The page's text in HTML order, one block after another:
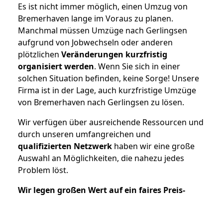
Es ist nicht immer möglich, einen Umzug von
Bremerhaven lange im Voraus zu planen.
Manchmal müssen Umzüge nach Gerlingsen
aufgrund von Jobwechseln oder anderen
plötzlichen Veränderungen kurzfristig
organisiert werden. Wenn Sie sich in einer
solchen Situation befinden, keine Sorge! Unsere
Firma ist in der Lage, auch kurzfristige Umzüge
von Bremerhaven nach Gerlingsen zu lösen.
Wir verfügen über ausreichende Ressourcen und
durch unseren umfangreichen und
qualifizierten Netzwerk haben wir eine große
Auswahl an Möglichkeiten, die nahezu jedes
Problem löst.
Wir legen großen Wert auf ein faires Preis-